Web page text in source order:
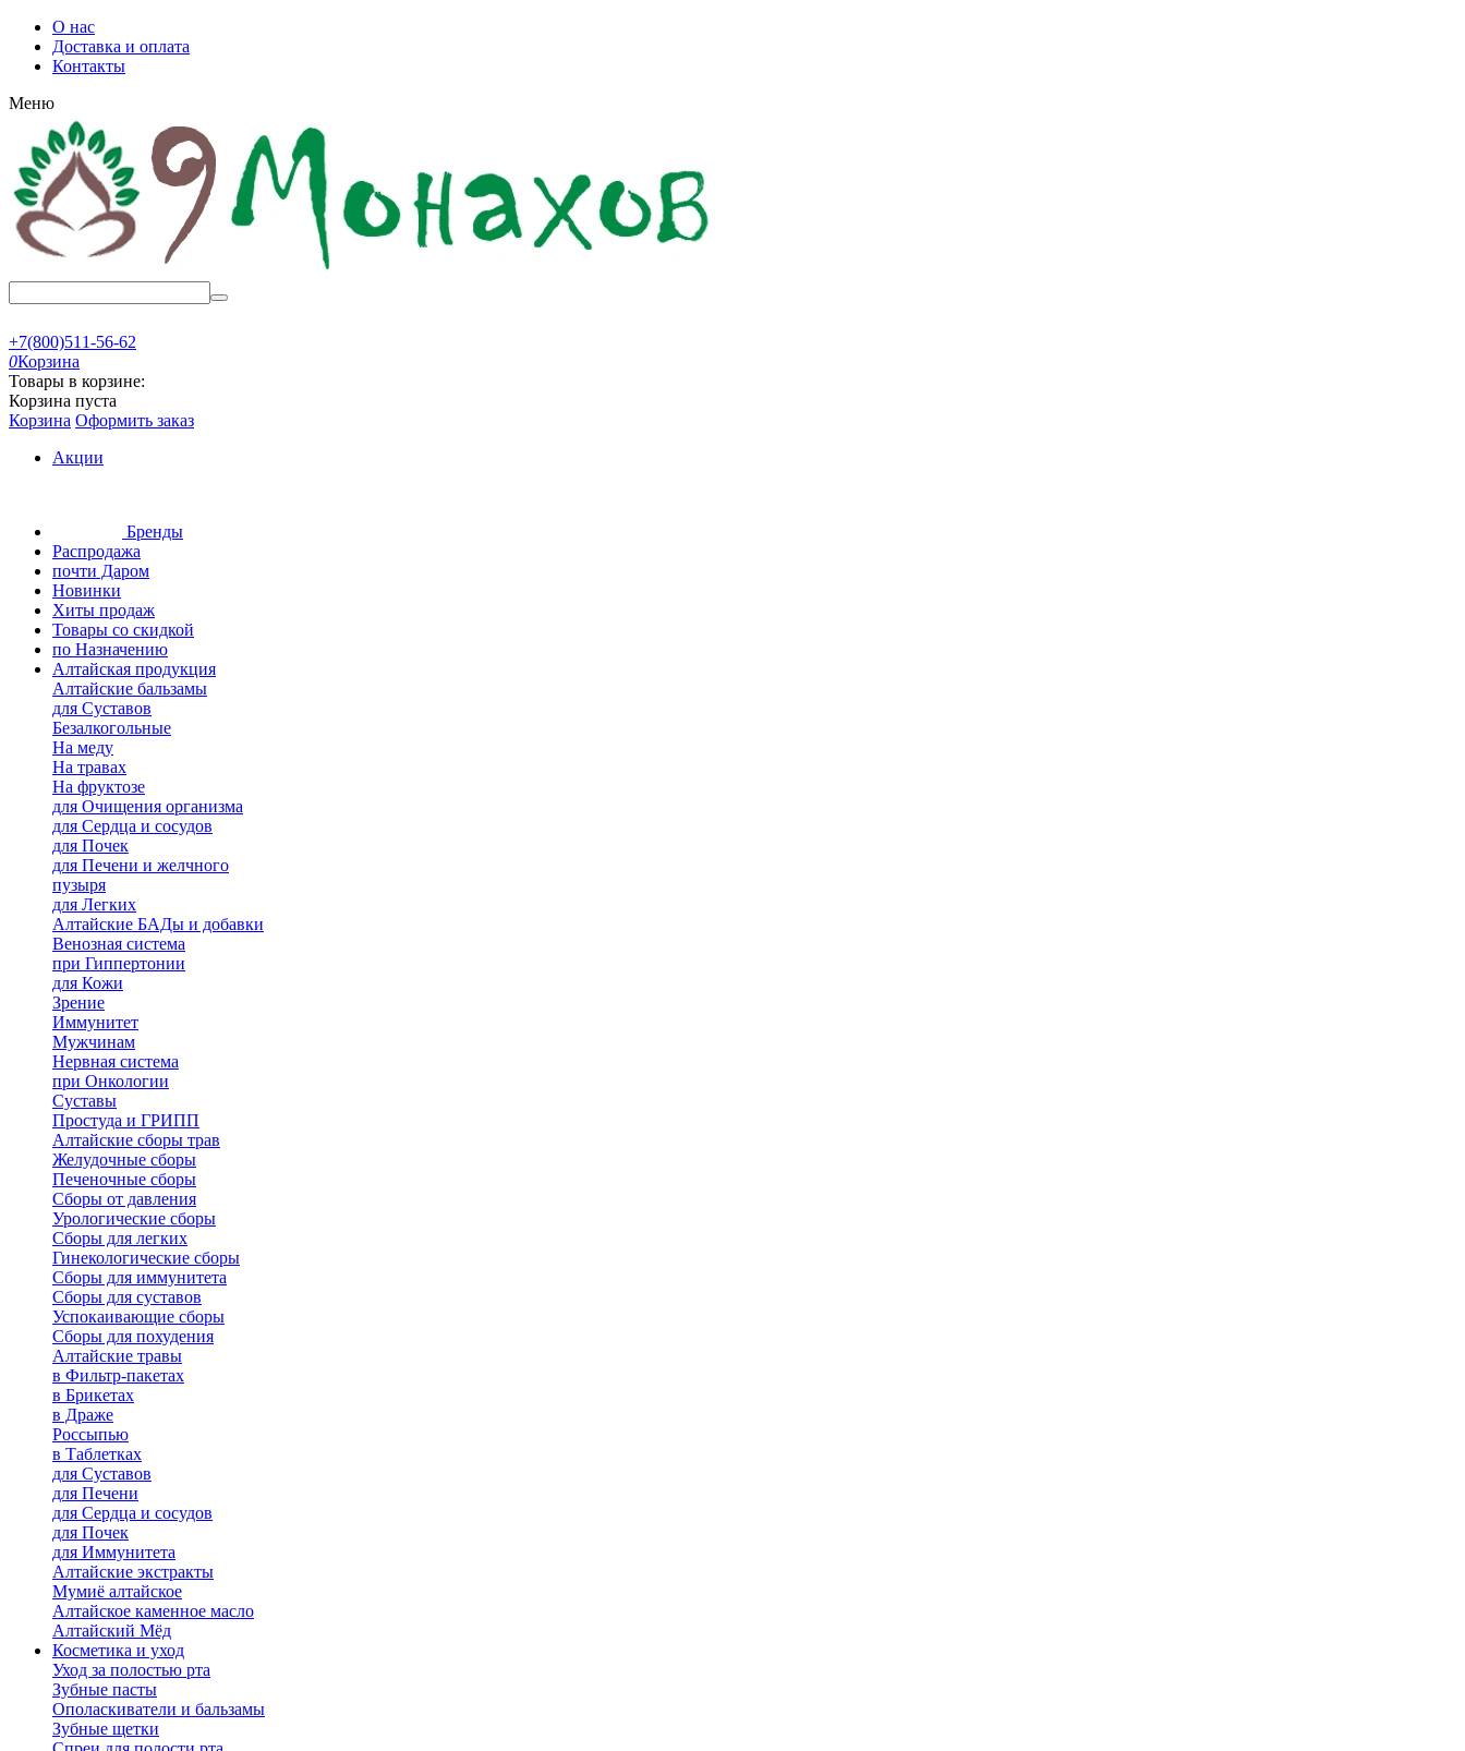
О нас
Доставка и оплата
Контакты
Меню
+7(800)511-56-62
0Корзина
Товары в корзине:
Корзина пуста
Корзина Оформить заказ
Акции
Бренды
Распродажа
почти Даром
Новинки
Хиты продаж
Товары со скидкой
по Назначению
Алтайская продукция
Алтайские бальзамы
для Суставов
Безалкогольные
На меду
На травах
На фруктозе
для Очищения организма
для Сердца и сосудов
для Почек
для Печени и желчного
пузыря
для Легких
Алтайские БАДы и добавки
Венозная система
при Гиппертонии
для Кожи
Зрение
Иммунитет
Мужчинам
Нервная система
при Онкологии
Суставы
Простуда и ГРИПП
Алтайские сборы трав
Желудочные сборы
Печеночные сборы
Сборы от давления
Урологические сборы
Сборы для легких
Гинекологические сборы
Сборы для иммунитета
Сборы для суставов
Успокаивающие сборы
Сборы для похудения
Алтайские травы
в Фильтр-пакетах
в Брикетах
в Драже
Россыпью
в Таблетках
для Cуставов
для Печени
для Сердца и сосудов
для Почек
для Иммунитета
Алтайские экстракты
Мумиё алтайское
Алтайское каменное масло
Алтайский Мёд
Косметика и уход
Уход за полостью рта
Зубные пасты
Ополаскиватели и бальзамы
Зубные щетки